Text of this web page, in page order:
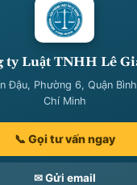
ty Luật TNHH Lê
Đậu, Phường 6, Quận
Chí Minh
📞 Gọi tư vấn ngay
✉ Gửi email